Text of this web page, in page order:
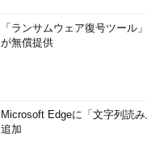
「ランサムウェア復号ツール
が無償提供
Microsoft Edgeに「文字列読
追加